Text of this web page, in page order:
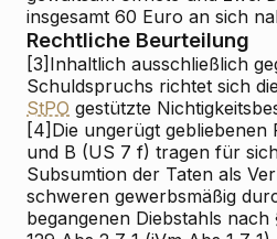
insgesamt 60 Euro an sich
Rechtliche Beurteilung
[3] Inhaltlich ausschließlich
Schuldspruchs richtet sich
StPO gestützte
[4] Die ungerügt gebliebenen
und B (US 7 f) tragen für
Subsumtion der Taten als
schweren gewerbsmäßig
begangenen Diebstahls nach